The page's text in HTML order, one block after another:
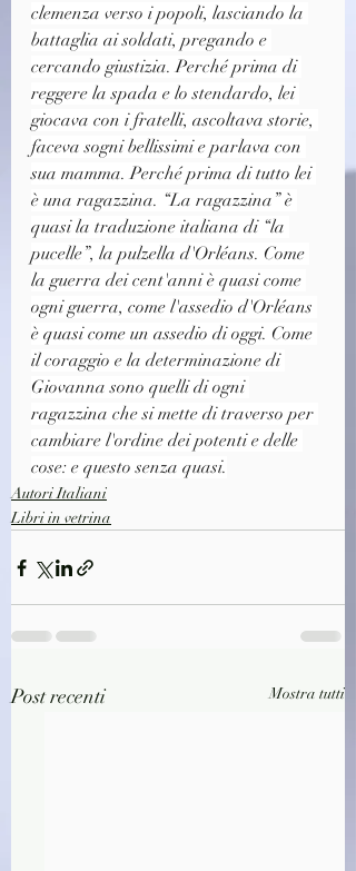
clemenza verso i popoli, lasciando la
battaglia ai soldati, pregando e
cercando giustizia. Perché prima di
reggere la spada e lo stendardo, lei
giocava con i fratelli, ascoltava storie,
faceva sogni bellissimi e parlava con
sua mamma. Perché prima di tutto lei
è una ragazzina. “La ragazzina” è
quasi la traduzione italiana di “la
pucelle”, la pulzella d'Orléans. Come
la guerra dei cent'anni è quasi come
ogni guerra, come l'assedio d'Orléans
è quasi come un assedio di oggi. Come
il coraggio e la determinazione di
Giovanna sono quelli di ogni
ragazzina che si mette di traverso per
cambiare l'ordine dei potenti e delle
cose: e questo senza quasi.
Autori Italiani
Libri in vetrina
Post recenti Mostra tutti